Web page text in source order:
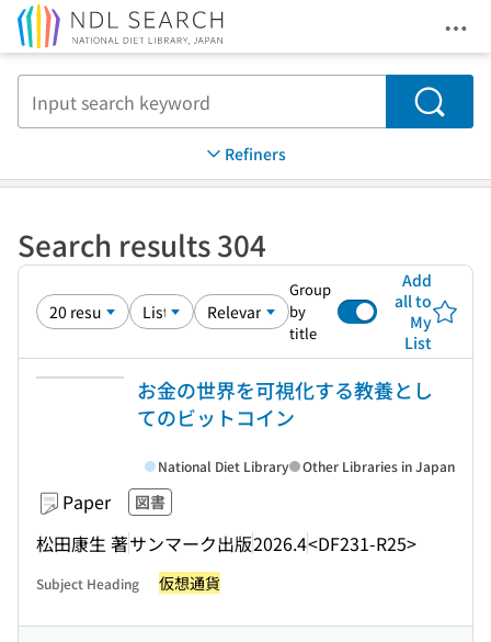
Search
Refiners
Search results 304
Group
by
title
Add
all to
My
List
お金の世界を可視化する教養とし
てのビットコイン
Paper 図書
松田康生 著サンマーク出版2026.4<DF231-R25>
National Diet Library Other Libraries in Japan
Subject Heading 仮想通貨